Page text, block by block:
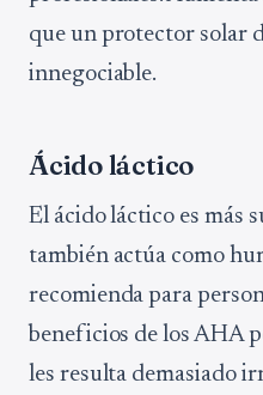
que un protector solar
innegociable.
Ácido láctico
El ácido láctico es más
también actúa como
recomienda para
beneficios de los AHA
les resulta demasiado